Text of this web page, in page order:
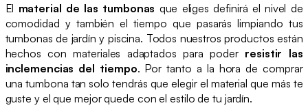
El material de las tumbonas que eliges definirá el nivel de
comodidad y también el tiempo que pasarás limpiando tus
tumbonas de jardín y piscina. Todos nuestros productos están
hechos con materiales adaptados para poder resistir las
inclemencias del tiempo. Por tanto a la hora de comprar
una tumbona tan solo tendrás que elegir el material que más te
guste y el que mejor quede con el estilo de tu jardín.